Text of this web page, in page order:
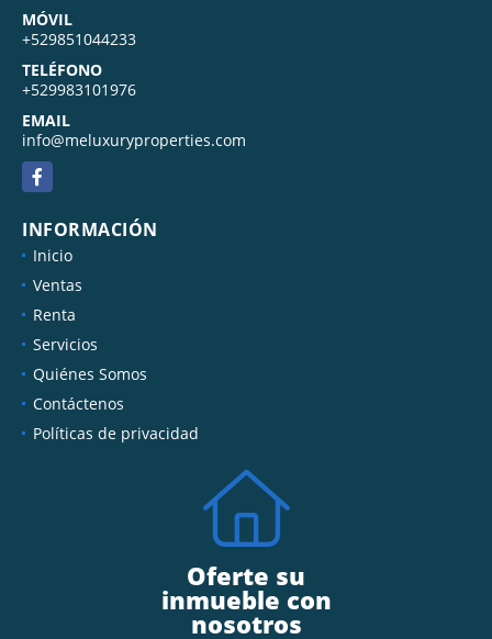
MÓVIL
+529851044233
TELÉFONO
+529983101976
EMAIL
info@meluxuryproperties.com
Facebook
INFORMACIÓN
Inicio
Ventas
Renta
Servicios
Quiénes Somos
Contáctenos
Políticas de privacidad
Oferte su
inmueble con
nosotros